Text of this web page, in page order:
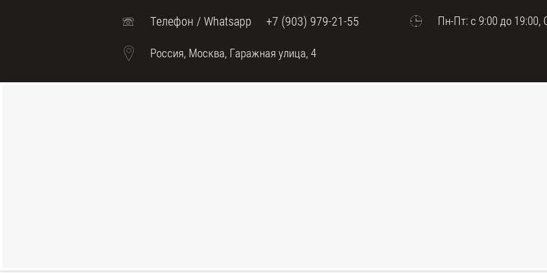
Телефон / Whatsapp +7 (903) 979-21-55 Пн-Пт: с 9:00 до 19:00,
Россия, Москва, Гаражная улица, 4